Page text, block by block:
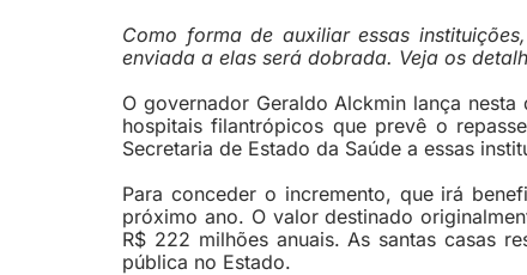
Como forma de auxiliar essas
enviada a elas será dobrada. Veja os
O governador Geraldo Alckmin lança
hospitais filantrópicos que prevê o
Secretaria de Estado da Saúde a essas
Para conceder o incremento, que irá
próximo ano. O valor destinado
R$ 222 milhões anuais. As santas casas
pública no Estado.